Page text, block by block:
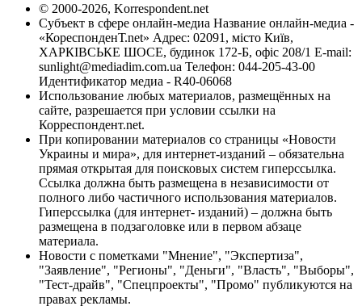
© 2000-2026, Korrespondent.net
Субъект в сфере онлайн-медиа Название онлайн-медиа -
«КореспонденТ.net» Адрес: 02091, місто Київ,
ХАРКІВСЬКЕ ШОСЕ, будинок 172-Б, офіс 208/1 E-mail:
sunlight@mediadim.com.ua Телефон: 044-205-43-00
Идентификатор медиа - R40-06068
Использование любых материалов, размещённых на
сайте, разрешается при условии ссылки на
Корреспондент.net.
При копировании материалов со страницы «Новости
Украины и мира», для интернет-изданий – обязательна
прямая открытая для поисковых систем гиперссылка.
Ссылка должна быть размещена в независимости от
полного либо частичного использования материалов.
Гиперссылка (для интернет- изданий) – должна быть
размещена в подзаголовке или в первом абзаце
материала.
Новости с пометками "Мнение", "Экспертиза",
"Заявление", "Регионы", "Деньги", "Власть", "Выборы",
"Тест-драйв", "Спецпроекты", "Промо" публикуются на
правах рекламы.